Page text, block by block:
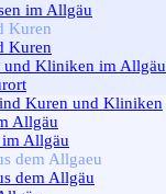
im Allgäu
Kuren
Kuren
und Kliniken im Allgäu
Kuren und Kliniken
Allgäu
Allgäu
dem Allgaeu
dem Allgäu